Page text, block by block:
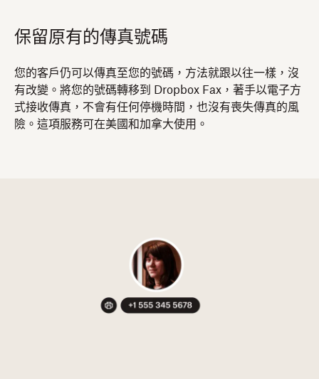
保留原有的傳真號碼
您的客戶仍可以傳真至您的號碼，方法就跟以往一樣，沒
有改變。將您的號碼轉移到 Dropbox Fax，著手以電子方
式接收傳真，不會有任何停機時間，也沒有喪失傳真的風
險。這項服務可在美國和加拿大使用。